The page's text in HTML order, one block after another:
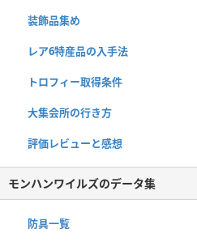
装飾品集め
レア6特産品の入手法
トロフィー取得条件
大集会所の行き方
評価レビューと感想
モンハンワイルズのデータ集
防具一覧